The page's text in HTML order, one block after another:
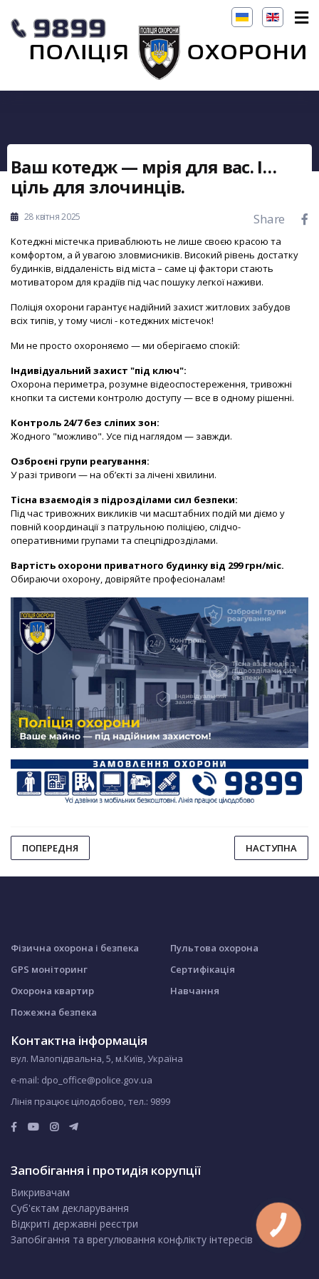
Ваш котедж — мрія для вас. І…
ціль для злочинців.
28 квітня 2025 Share
Котеджні містечка приваблюють не лише своєю красою та
комфортом, а й увагою зловмисників. Високий рівень достатку
будинків, віддаленість від міста – саме ці фактори стають
мотиватором для крадіїв під час пошуку легкої наживи.
Поліція охорони гарантує надійний захист житлових забудов
всіх типів, у тому числі - котеджних містечок!
Ми не просто охороняємо — ми оберігаємо спокій:
Індивідуальний захист "під ключ":
Охорона периметра, розумне відеоспостереження, тривожні
кнопки та системи контролю доступу — все в одному рішенні.
Контроль 24/7 без сліпих зон:
Жодного "можливо". Усе під наглядом — завжди.
Озброєні групи реагування:
У разі тривоги — на об’єкті за лічені хвилини.
Тісна взаємодія з підрозділами сил безпеки:
Під час тривожних викликів чи масштабних подій ми діємо у
повній координації з патрульною поліцією, слідчо-
оперативними групами та спецпідрозділами.
Вартість охорони приватного будинку від 299 грн/міс.
Обираючи охорону, довіряйте професіоналам!
ПОПЕРЕДНЯ НАСТУПНА
Фізична охорона і безпека
GPS моніторинг
Охорона квартир
Пожежна безпека
Пультова охорона
Сертифікація
Навчання
Контактна інформація
вул. Малопідвальна, 5, м.Київ, Україна
e-mail: dpo_office@police.gov.ua
Лінія працює цілодобово, тел.: 9899
Запобігання і протидія корупції
Викривачам
Суб'єктам декларування
Відкриті державні реєстри
Запобігання та врегулювання конфлікту інтересів